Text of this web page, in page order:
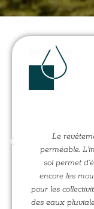
Le
perméable.
sol permet
encore les
pour les
des eaux